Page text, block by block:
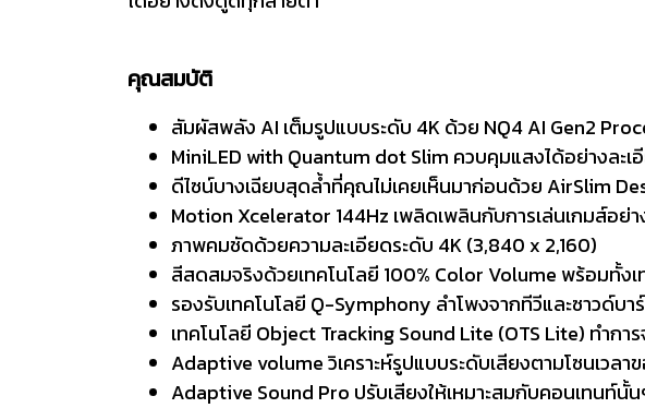
คุณสมบัติ
สัมผัสพลัง AI เต็มรูปแบบระดับ 4K ด้วย NQ4 AI Gen2
MiniLED with Quantum dot Slim ควบคุมแสงได้อย่างละ
ดีไซน์บางเฉียบสุดล้ำที่คุณไม่เคยเห็นมาก่อนด้วย AirSlim
Motion Xcelerator 144Hz เพลิดเพลินกับการเล่นเกมส์อ
ภาพคมชัดด้วยความละเอียดระดับ 4K (3,840 x 2,160)
สีสดสมจริงด้วยเทคโนโลยี 100% Color Volume พร้อมทั้ง
รองรับเทคโนโลยี Q-Symphony ลำโพงจากทีวีและซาวด์บ
เทคโนโลยี Object Tracking Sound Lite (OTS Lite) ทำก
Adaptive volume วิเคราะห์รูปแบบระดับเสียงตามโซนเว
Adaptive Sound Pro ปรับเสียงให้เหมาะสมกับคอนเทนท์นั้